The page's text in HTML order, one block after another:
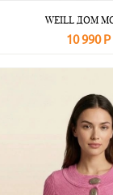
WEILL ДОМ
10 990 Р